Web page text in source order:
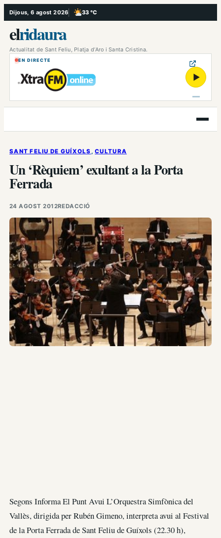
Vés
al
contingut
Dijous, 6 agost 2026 33 °C
, Poc ennuvolat
elridaura
Actualitat de Sant Feliu, Platja d’Aro i Santa Cristina.
EN DIRECTE
▶
Obre
el
SANT FELIU DE GUÍXOLS , CULTURA
Un ‘Rèquiem’ exultant a la Porta
Ferrada
24 AGOST 2012REDACCIÓ
Segons Informa El Punt Avui L’Orquestra Simfònica del
Vallès, dirigida per Rubén Gimeno, interpreta avui al Festival
de la Porta Ferrada de Sant Feliu de Guíxols (22.30 h),